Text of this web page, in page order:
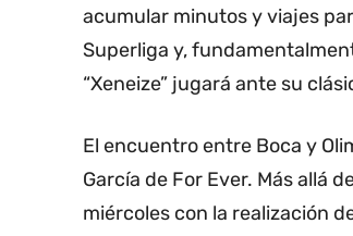
acumular minutos y viajes
Superliga y,
“Xeneize” jugará ante su
El encuentro entre Boca y
García de For Ever. Más allá
miércoles con la realización